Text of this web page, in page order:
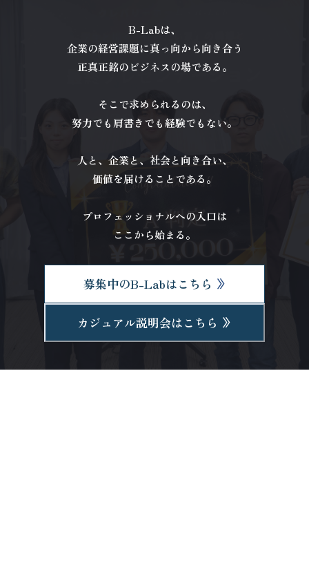
B-Labは、
企業の経営課題に真っ向から向き合う
正真正銘のビジネスの場である。
そこで求められるのは、
努力でも肩書きでも経験でもない。
人と、企業と、社会と向き合い、
価値を届けることである。
プロフェッショナルへの入口は
ここから始まる。
募集中のB-Labはこちら
カジュアル説明会はこちら